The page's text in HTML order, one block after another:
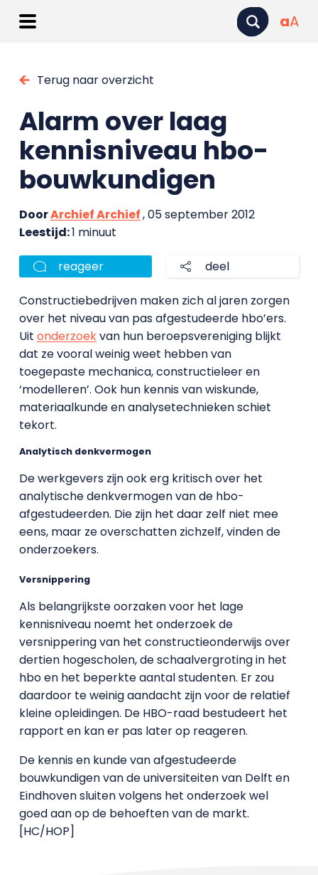
aA
Terug naar overzicht
Alarm over laag
kennisniveau hbo-
bouwkundigen
DoorArchief Archief, 05 september 2012
Leestijd:1 minuut
reageer deel
Constructiebedrijven maken zich al jaren zorgen
over het niveau van pas afgestudeerde hbo’ers.
Uit onderzoekvan hun beroepsvereniging blijkt
dat ze vooral weinig weet hebben van
toegepaste mechanica, constructieleer en
‘modelleren’. Ook hun kennis van wiskunde,
materiaalkunde en analysetechnieken schiet
tekort.
Analytisch denkvermogen
De werkgevers zijn ook erg kritisch over het
analytische denkvermogen van de hbo-
afgestudeerden. Die zijn het daar zelf niet mee
eens, maar ze overschatten zichzelf, vinden de
onderzoekers.
Versnippering
Als belangrijkste oorzaken voor het lage
kennisniveau noemt het onderzoek de
versnippering van het constructieonderwijs over
dertien hogescholen, de schaalvergroting in het
hbo en het beperkte aantal studenten. Er zou
daardoor te weinig aandacht zijn voor de relatief
kleine opleidingen. De HBO-raad bestudeert het
rapport en kan er pas later op reageren.
De kennis en kunde van afgestudeerde
bouwkundigen van de universiteiten van Delft en
Eindhoven sluiten volgens het onderzoek wel
goed aan op de behoeften van de markt.
[HC/HOP]